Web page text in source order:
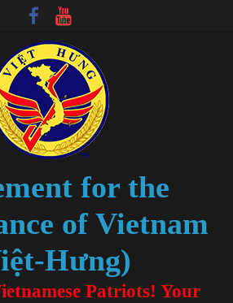
for the
of Vietnam
Hưng)
Patriots! Your